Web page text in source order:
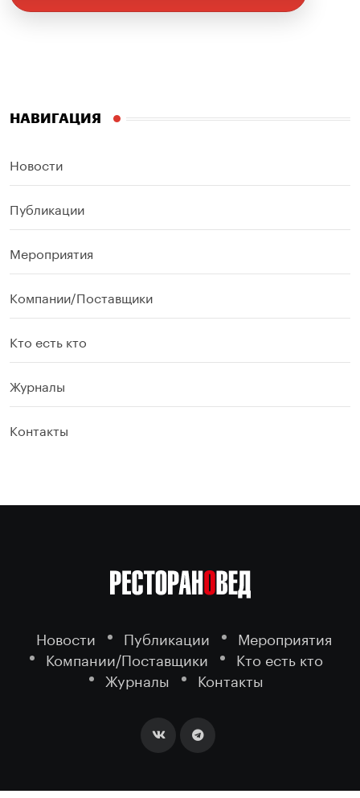
НАВИГАЦИЯ
Новости
Публикации
Мероприятия
Компании/Поставщики
Кто есть кто
Журналы
Контакты
Новости Публикации
Мероприятия
Компании/Поставщики
Кто есть кто
Журналы
Контакты